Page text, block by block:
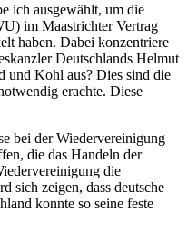
ich ausgewählt, um die
im Maastrichter Vertrag
haben. Dabei konzentriere
Deutschlands Helmut
und Kohl aus? Dies sind die
erachte. Diese
bei der Wiedervereinigung
die das Handeln der
die
sich zeigen, dass deutsche
konnte so seine feste